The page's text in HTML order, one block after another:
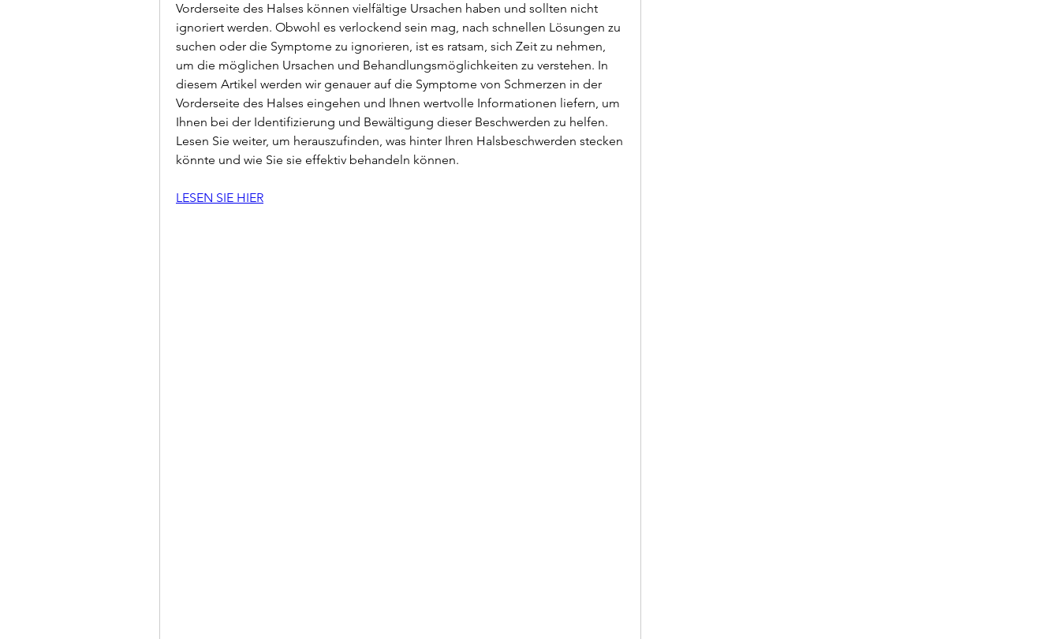
Vorderseite des Halses können vielfältige Ursachen haben und sollten nicht
ignoriert werden. Obwohl es verlockend sein mag, nach schnellen Lösungen zu
suchen oder die Symptome zu ignorieren, ist es ratsam, sich Zeit zu nehmen,
um die möglichen Ursachen und Behandlungsmöglichkeiten zu verstehen. In
diesem Artikel werden wir genauer auf die Symptome von Schmerzen in der
Vorderseite des Halses eingehen und Ihnen wertvolle Informationen liefern, um
Ihnen bei der Identifizierung und Bewältigung dieser Beschwerden zu helfen.
Lesen Sie weiter, um herauszufinden, was hinter Ihren Halsbeschwerden stecken
könnte und wie Sie sie effektiv behandeln können.
LESEN SIE HIER